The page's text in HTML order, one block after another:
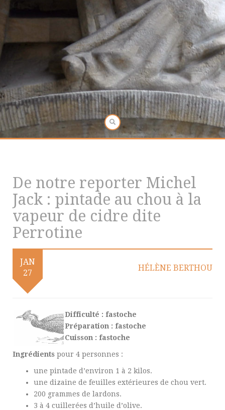
De notre reporter Michel
Jack : pintade au chou à la
vapeur de cidre dite
Perrotine
JAN
27
HÉLÈNE BERTHOU
Difficulté : fastoche
Préparation : fastoche
Cuisson : fastoche
Ingrédients pour 4 personnes :
une pintade d’environ 1 à 2 kilos.
une dizaine de feuilles extérieures de chou vert.
200 grammes de lardons.
3 à 4 cuillerées d’huile d’olive.